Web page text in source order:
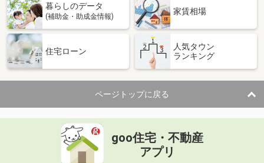
暮らしのデータ
(補助金・助成金情報)
家賃相場
住宅ローン
人気タウン
ランキング
ページトップに戻る
goo住宅・不動産
アプリ